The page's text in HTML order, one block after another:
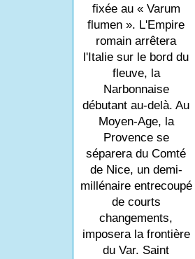
fixée au « Varum
flumen ». L'Empire
romain arrêtera
l'Italie sur le bord du
fleuve, la
Narbonnaise
débutant au-delà. Au
Moyen-Age, la
Provence se
séparera du Comté
de Nice, un demi-
millénaire entrecoupé
de courts
changements,
imposera la frontière
du Var. Saint